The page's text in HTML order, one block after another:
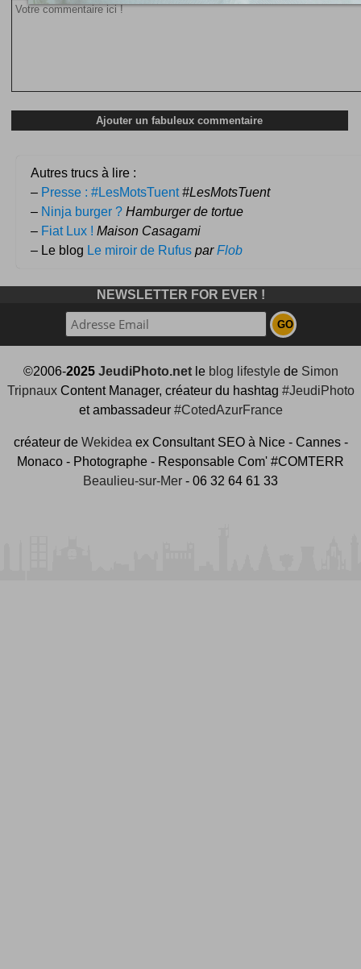
Autres trucs à lire :
– Presse : #LesMotsTuent #LesMotsTuent
– Ninja burger ? Hamburger de tortue
– Fiat Lux ! Maison Casagami
– Le blog Le miroir de Rufus parFlob
NEWSLETTER FOR EVER !
©2006-2025 JeudiPhoto.netle blog lifestylede Simon
TripnauxContent Manager, créateur du hashtag #JeudiPhoto
et ambassadeur #CotedAzurFrance
créateur de Wekidea ex Consultant SEO à Nice - Cannes -
Monaco - Photographe - Responsable Com' #COMTERR
Beaulieu-sur-Mer - 06 32 64 61 33